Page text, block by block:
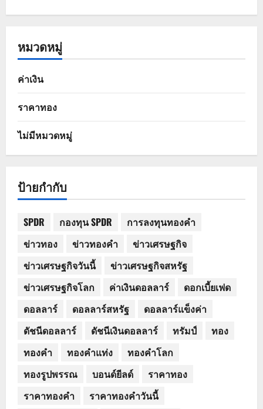
หมวดหมู่
ค่าเงิน
ราคาทอง
ไม่มีหมวดหมู่
ป้ายกำกับ
SPDR กองทุน SPDR
การลงทุนทองคำ
ข่าวทอง
ข่าวทองคำ
ข่าวเศรษฐกิจ
ข่าวเศรษฐกิจวันนี้
ข่าวเศรษฐกิจสหรัฐ
ข่าวเศรษฐกิจโลก
ค่าเงินดอลลาร์
ดอกเบี้ยเฟด
ดอลลาร์
ดอลลาร์สหรัฐ
ดอลลาร์แข็งค่า
ดัชนีดอลลาร์
ดัชนีเงินดอลลาร์ ทรัมป์
ทอง
ทองคำ
ทองคำแท่ง
ทองคำโลก
ทองรูปพรรณ
บอนด์ยีลด์
ราคาทอง
ราคาทองคำ
ราคาทองคำวันนี้